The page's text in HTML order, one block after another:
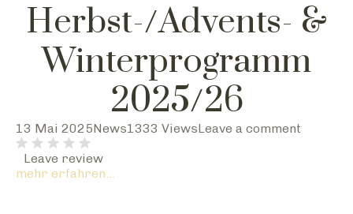
Herbst-/Advents- &
Winterprogramm
2025/26
13 Mai 2025News1333 ViewsLeave a comment
Leave review
mehr erfahren...